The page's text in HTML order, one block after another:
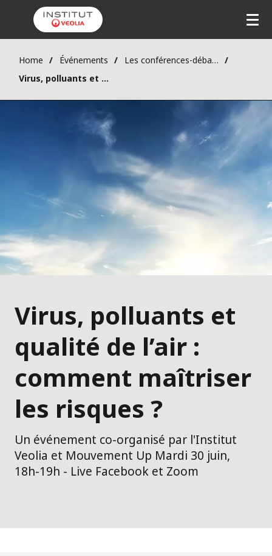
Home Événements
Les conférences-débats
Virus, polluants et qualité de l’air
Virus, polluants et
qualité de l’air :
comment maîtriser
les risques ?
Un événement co-organisé par l'Institut
Veolia et Mouvement Up Mardi 30 juin,
18h-19h - Live Facebook et Zoom